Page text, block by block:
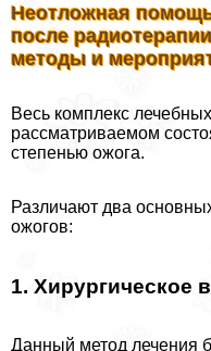
Неотложная
после
методы и
Весь комплекс
рассматриваемом
степенью ожога.
Различают два
ожогов:
1. Хирургическое
Данный метод лечения